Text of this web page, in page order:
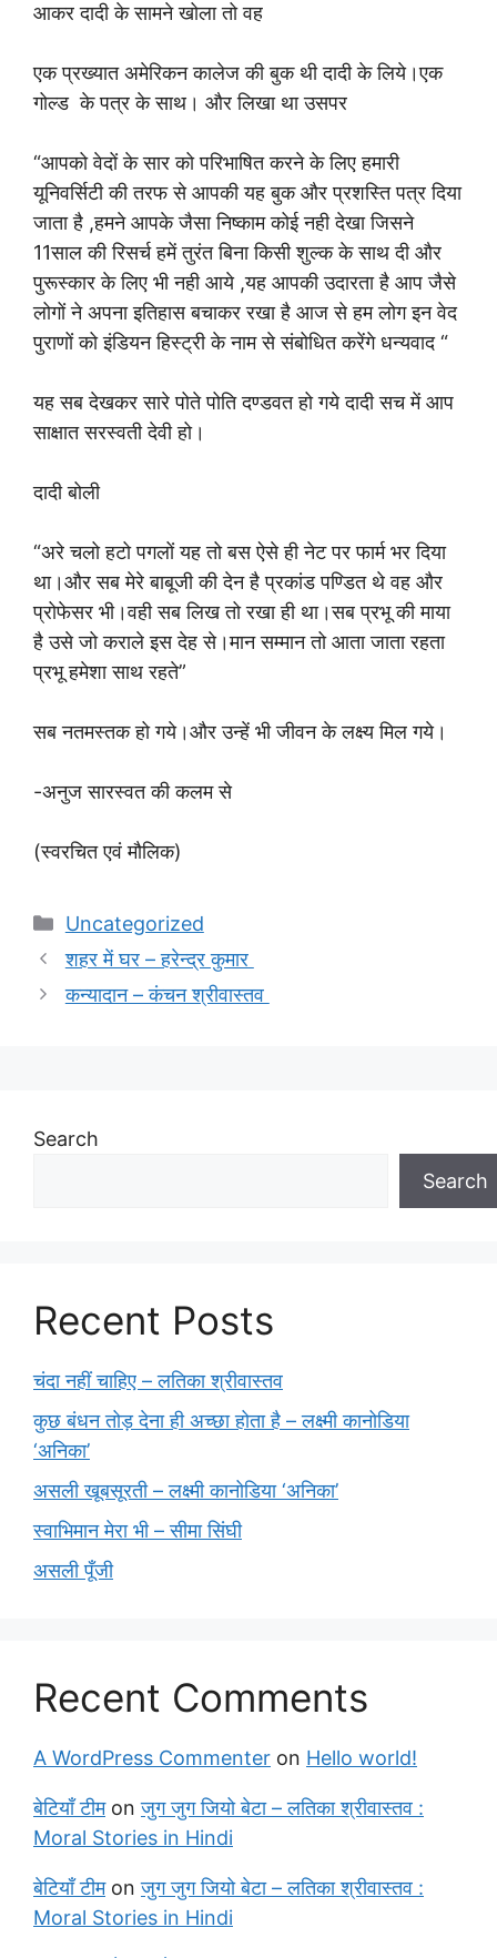
आकर दादी के सामने खोला तो वह
एक प्रख्यात अमेरिकन कालेज की बुक थी दादी के लिये।एक
गोल्ड के पत्र के साथ। और लिखा था उसपर
“आपको वेदों के सार को परिभाषित करने के लिए हमारी
यूनिवर्सिटी की तरफ से आपकी यह बुक और प्रशस्ति पत्र दिया
जाता है ,हमने आपके जैसा निष्काम कोई नही देखा जिसने
11साल की रिसर्च हमें तुरंत बिना किसी शुल्क के साथ दी और
पुरूस्कार के लिए भी नही आये ,यह आपकी उदारता है आप जैसे
लोगों ने अपना इतिहास बचाकर रखा है आज से हम लोग इन वेद
पुराणों को इंडियन हिस्ट्री के नाम से संबोधित करेंगे धन्यवाद “
यह सब देखकर सारे पोते पोति दण्डवत हो गये दादी सच में आप
साक्षात सरस्वती देवी हो।
दादी बोली
“अरे चलो हटो पगलों यह तो बस ऐसे ही नेट पर फार्म भर दिया
था।और सब मेरे बाबूजी की देन है प्रकांड पण्डित थे वह और
प्रोफेसर भी।वही सब लिख तो रखा ही था।सब प्रभू की माया
है उसे जो कराले इस देह से।मान सम्मान तो आता जाता रहता
प्रभू हमेशा साथ रहते”
सब नतमस्तक हो गये।और उन्हें भी जीवन के लक्ष्य मिल गये।
-अनुज सारस्वत की कलम से
(स्वरचित एवं मौलिक)
Categories
Uncategorized
शहर में घर – हरेन्द्र कुमार
कन्यादान – कंचन श्रीवास्तव
Search
Search
Recent Posts
चंदा नहीं चाहिए – लतिका श्रीवास्तव
कुछ बंधन तोड़ देना ही अच्छा होता है – लक्ष्मी कानोडिया
‘अनिका’
असली खूबसूरती – लक्ष्मी कानोडिया ‘अनिका’
स्वाभिमान मेरा भी – सीमा सिंघी
असली पूँजी
Recent Comments
A WordPress Commenter on Hello world!
बेटियाँ टीमonजुग जुग जियो बेटा – लतिका श्रीवास्तव :
Moral Stories in Hindi
बेटियाँ टीमonजुग जुग जियो बेटा – लतिका श्रीवास्तव :
Moral Stories in Hindi